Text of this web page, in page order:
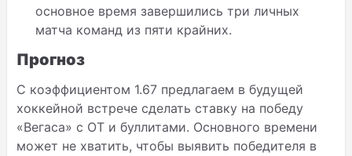
основное время завершились три личных
матча команд из пяти крайних.
Прогноз
С коэффициентом 1.67 предлагаем в будущей
хоккейной встрече сделать ставку на победу
«Вегаса» с ОТ и буллитами. Основного времени
может не хватить, чтобы выявить победителя в